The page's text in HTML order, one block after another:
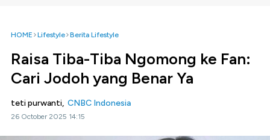
HOME Lifestyle Berita Lifestyle
Raisa Tiba-Tiba Ngomong ke Fan:
Cari Jodoh yang Benar Ya
teti purwanti, CNBC Indonesia
26 October 2025 14:15